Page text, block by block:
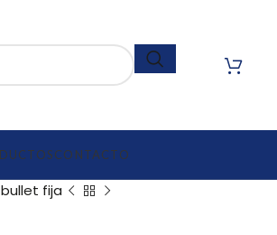
CONTACTO
fija